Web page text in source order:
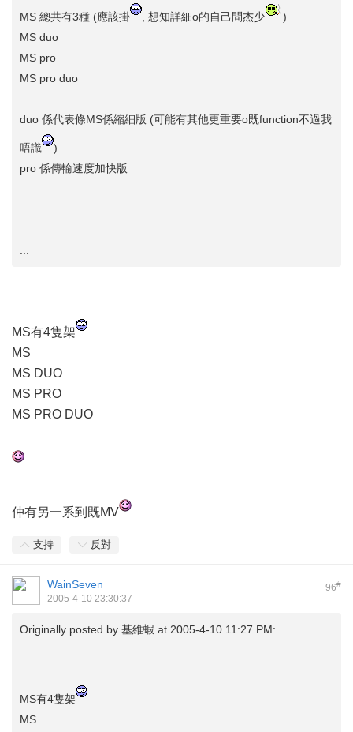
MS 總共有3種 (應該掛 , 想知詳細o的自己問杰少
)
MS duo
MS pro
MS pro duo
duo 係代表條MS係縮細版 (可能有其他更重要o既function不過我
唔識
)
pro 係傳輸速度加快版
MS有4隻架
MS
MS DUO
MS PRO
MS PRO DUO
仲有另一系到既MV
支持 反對
96#
WainSeven
2005-4-10 23:30:37
Originally posted by 基維蝦 at 2005-4-10 11:27 PM:
MS有4隻架
MS